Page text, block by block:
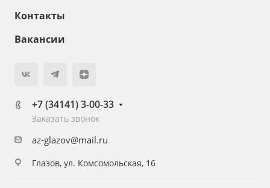
Контакты
Вакансии
+7 (34141) 3-00-33
Заказать звонок
az-glazov@mail.ru
Глазов, ул. Комсомольская, 16